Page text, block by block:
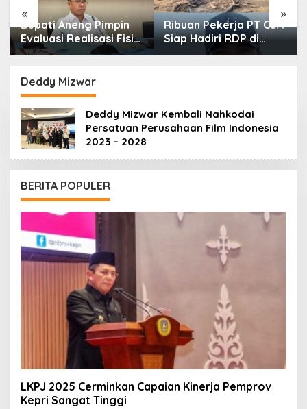
« »
Bupati Aneng Pimpin
Evaluasi Realisasi Fisik
dan Keuangan Triwulan
Ribuan Pekerja PT CSA
Siap Hadiri RDP di
DPRD Lingga, Minta
Deddy Mizwar
Deddy Mizwar Kembali Nahkodai
Persatuan Perusahaan Film Indonesia
2023 – 2028
BERITA POPULER
LKPJ 2025 Cerminkan Capaian Kinerja Pemprov
Kepri Sangat Tinggi